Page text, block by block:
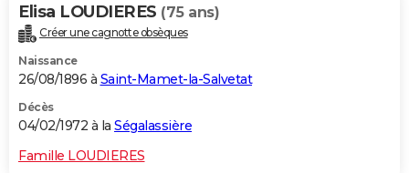
Elisa LOUDIERES (75 ans)
Créer une cagnotte obsèques
Naissance
26/08/1896 à Saint-Mamet-la-Salvetat
Décès
04/02/1972 à la Ségalassière
Famille LOUDIERES